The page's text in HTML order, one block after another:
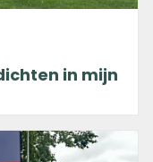
in mijn